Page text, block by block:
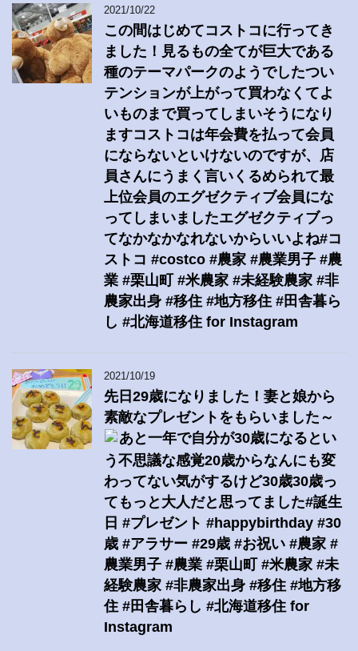
2021/10/22
この間はじめてコストコに行ってき
ました！見るもの全てが巨大である
種のテーマパークのようでしたつい
テンションが上がって買わなくてよ
いものまで買ってしまいそうになり
ますコストコは年会費を払って会員
にならないといけないのですが、店
員さんにうまく言いくるめられて最
上位会員のエグゼクティブ会員にな
ってしまいましたエグゼクティブっ
てなかなかなれないからいいよね#コ
ストコ #costco #農家 #農業男子 #農
業 #栗山町 #米農家 #未経験農家 #非
農家出身 #移住 #地方移住 #田舎暮ら
し #北海道移住 for Instagram
2021/10/19
先日29歳になりました！妻と娘から
素敵なプレゼントをもらいました～
あと一年で自分が30歳になるとい
う不思議な感覚20歳からなんにも変
わってない気がするけど30歳30歳っ
てもっと大人だと思ってました#誕生
日 #プレゼント #happybirthday #30
歳 #アラサー #29歳 #お祝い #農家 #
農業男子 #農業 #栗山町 #米農家 #未
経験農家 #非農家出身 #移住 #地方移
住 #田舎暮らし #北海道移住 for
Instagram